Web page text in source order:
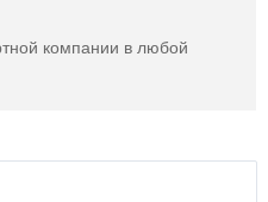
компании в любой